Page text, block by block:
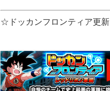
☆ドッカンフロンティア更新